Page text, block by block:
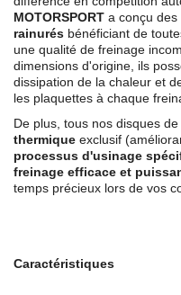
MOTORSPORT a conçu des
rainurés bénéficiant de
une qualité de freinage
dimensions d'origine, ils
dissipation de la chaleur et
les plaquettes à chaque
De plus, tous nos disques
thermique exclusif
processus d'usinage
freinage efficace et
temps précieux lors de vos
Caractéristiques